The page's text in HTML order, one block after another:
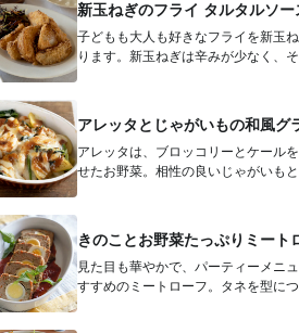
新玉ねぎのフライ タルタルソー
子どもも大人も好きなフライを新玉ね
ります。新玉ねぎは辛みが少なく、
アレッタとじゃがいもの和風グ
アレッタは、ブロッコリーとケール
せたお野菜。相性の良いじゃがいも
きのことお野菜たっぷりミート
見た目も華やかで、パーティーメニ
すすめのミートローフ。タネを型に